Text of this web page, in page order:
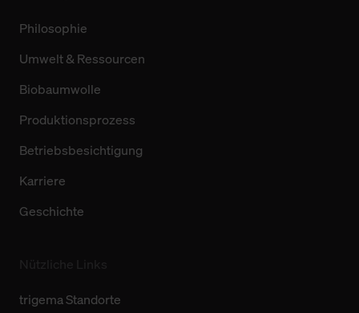
Philosophie
Umwelt & Ressourcen
Biobaumwolle
Produktionsprozess
Betriebsbesichtigung
Karriere
Geschichte
trigema Standorte